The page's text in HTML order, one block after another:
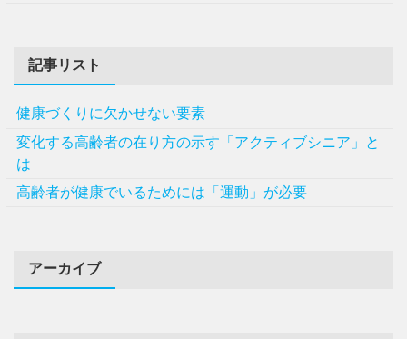
記事リスト
健康づくりに欠かせない要素
変化する高齢者の在り方の示す「アクティブシニア」と
は
高齢者が健康でいるためには「運動」が必要
アーカイブ